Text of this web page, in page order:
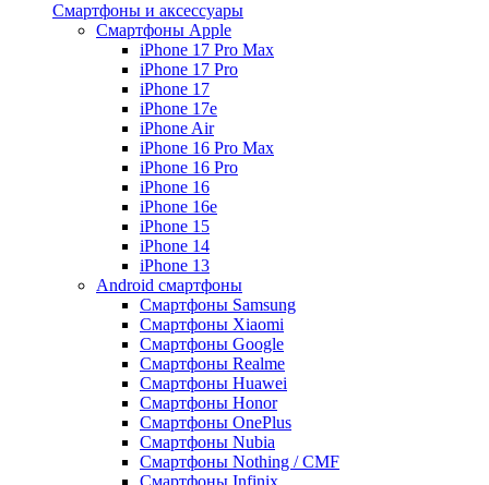
Смартфоны и аксессуары
Смартфоны Apple
iPhone 17 Pro Max
iPhone 17 Pro
iPhone 17
iPhone 17e
iPhone Air
iPhone 16 Pro Max
iPhone 16 Pro
iPhone 16
iPhone 16e
iPhone 15
iPhone 14
iPhone 13
Android cмартфоны
Смартфоны Samsung
Смартфоны Xiaomi
Смартфоны Google
Смартфоны Realme
Смартфоны Huawei
Смартфоны Honor
Смартфоны OnePlus
Смартфоны Nubia
Смартфоны Nothing / CMF
Смартфоны Infinix